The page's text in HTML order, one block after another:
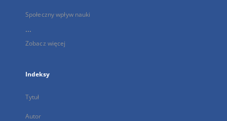
Społeczny wpływ nauki
...
Zobacz więcej
Indeksy
Tytuł
Autor